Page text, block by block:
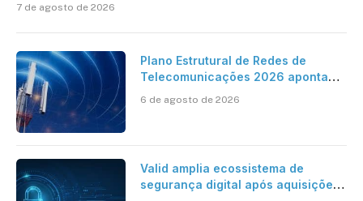
7 de agosto de 2026
Plano Estrutural de Redes de
Telecomunicações 2026 aponta
mantém desafio
6 de agosto de 2026
Valid amplia ecossistema de
segurança digital após aquisições